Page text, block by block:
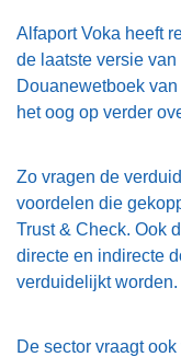
Alfaport Voka heeft
de laatste versie
Douanewetboek
het oog op verder
Zo vragen de
voordelen die
Trust & Check. Ook
directe en indirecte
verduidelijkt worden.
De sector vraagt